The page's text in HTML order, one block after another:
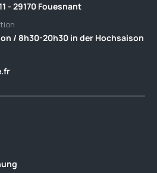
- 29170 Fouesnant
/ 8h30-20h30 in der Hochsaison